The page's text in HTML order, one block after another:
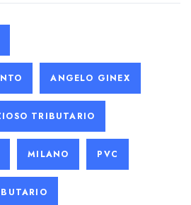
ANGELO GINEX
TRIBUTARIO
MILANO PVC